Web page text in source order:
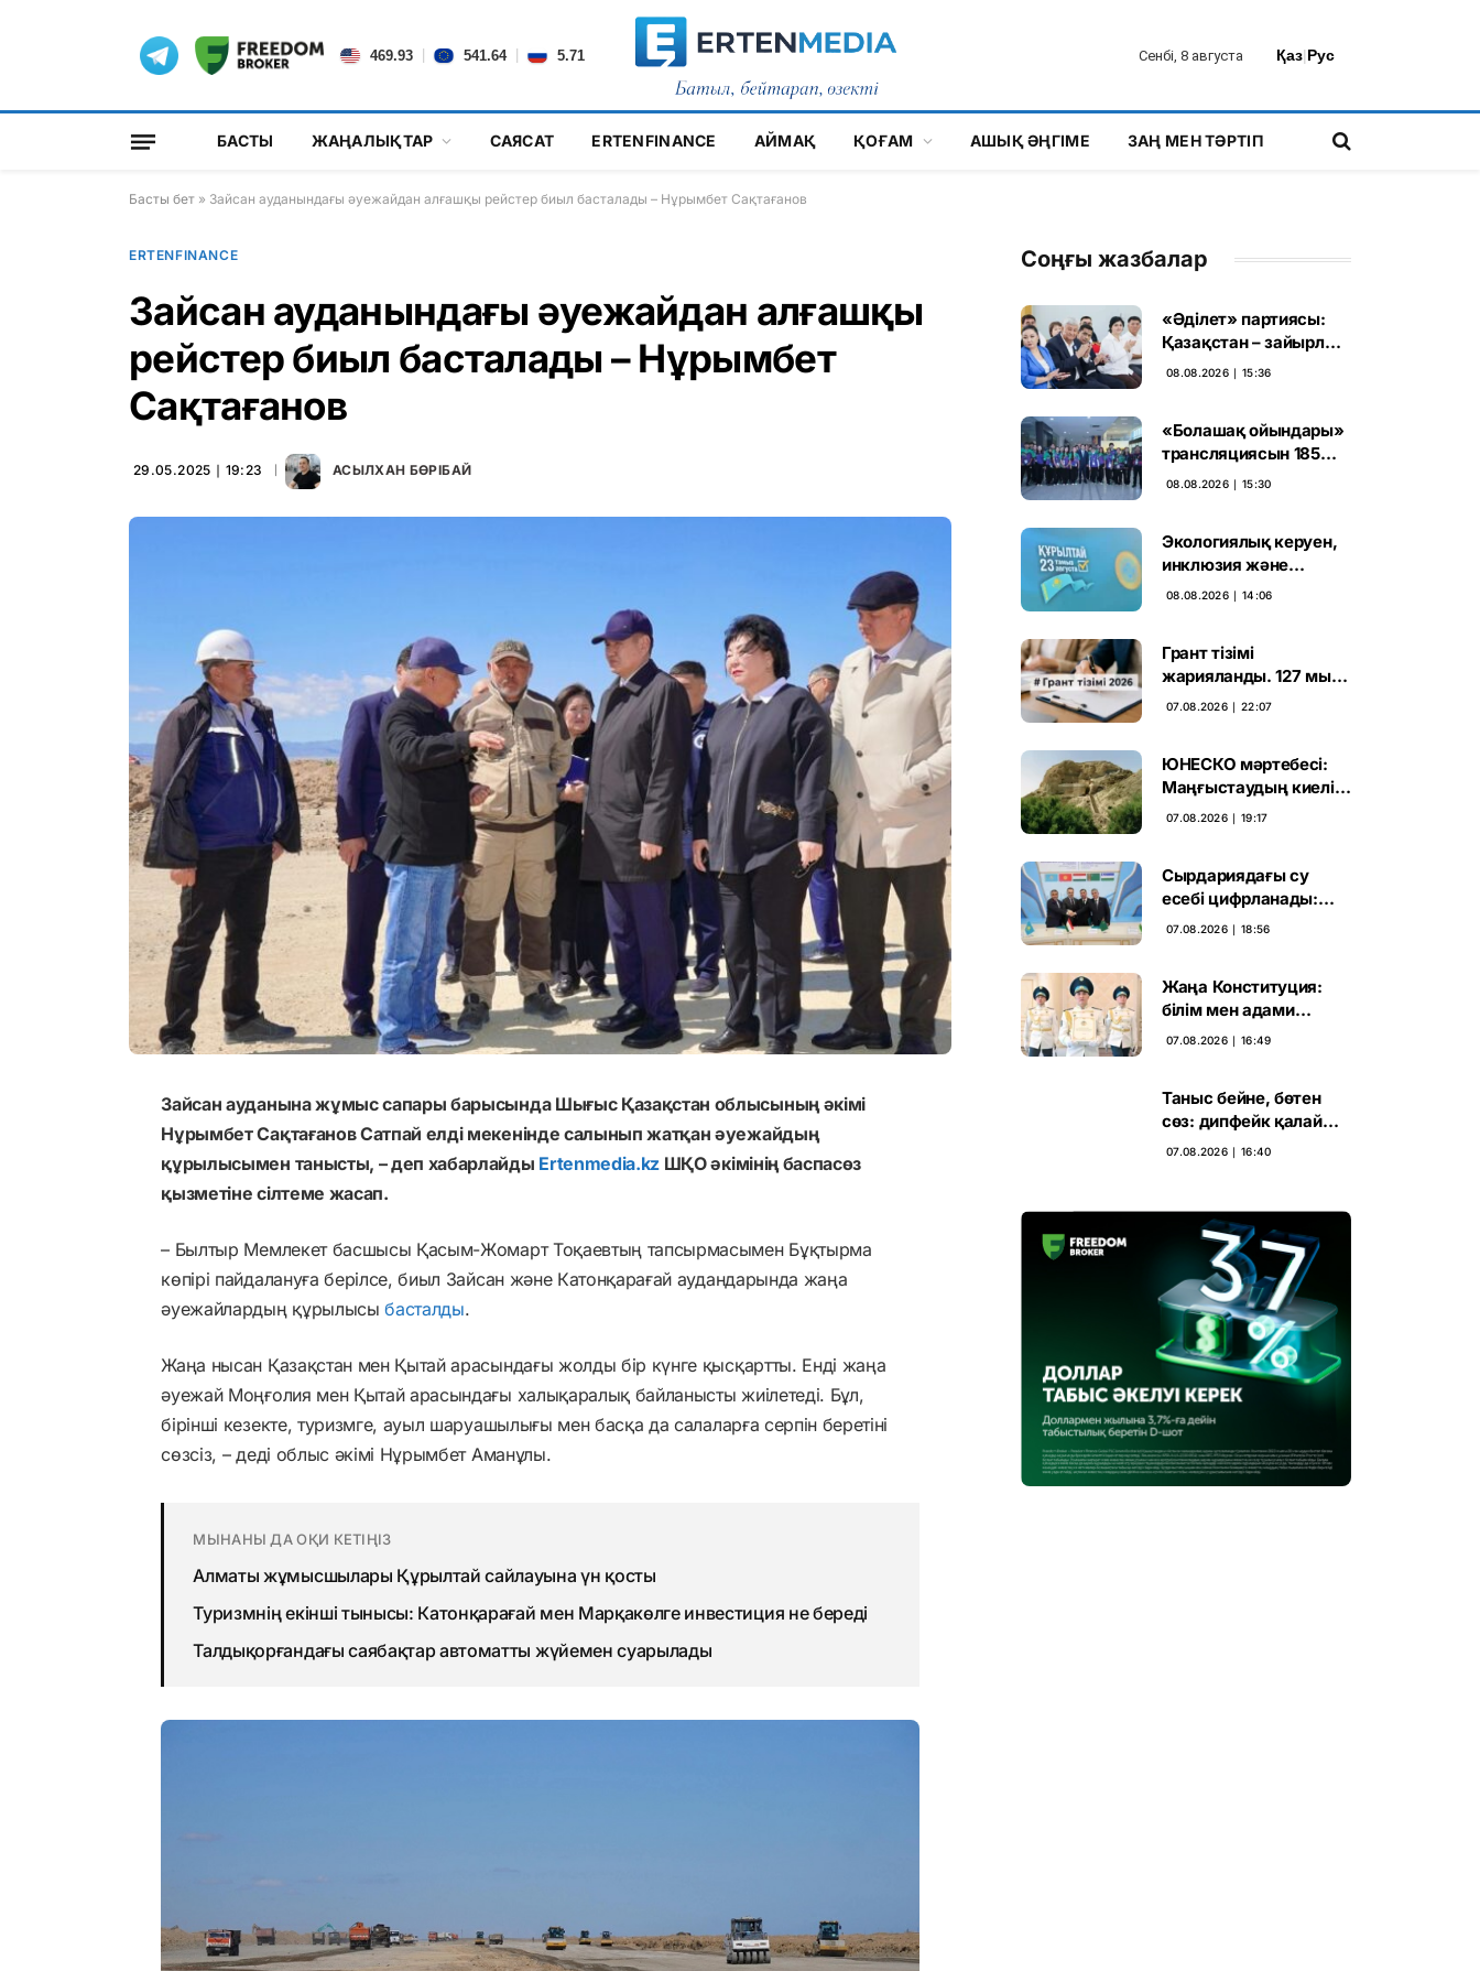
469.93 541.64 5.71 Сенбі, 8 августа Қаз|Рус
БАСТЫ ЖАҢАЛЫҚТАР САЯСАТ ERTENFINANCE АЙМАҚ ҚОҒАМ АШЫҚ ӘҢГІМЕ ЗАҢ МЕН ТӘРТІП
Басты бет » Зайсан ауданындағы әуежайдан алғашқы рейстер биыл басталады – Нұрымбет Сақтағанов
ERTENFINANCE
Зайсан ауданындағы әуежайдан алғашқы
рейстер биыл басталады – Нұрымбет
Сақтағанов
29.05.2025 ∣ 19:23 АСЫЛХАН БӨРІБАЙ
Зайсан ауданына жұмыс сапары барысында Шығыс Қазақстан облысының әкімі
Нұрымбет Сақтағанов Сатпай елді мекенінде салынып жатқан әуежайдың
құрылысымен танысты, – деп хабарлайды Ertenmedia.kz ШҚО әкімінің баспасөз
қызметіне сілтеме жасап.
– Былтыр Мемлекет басшысы Қасым-Жомарт Тоқаевтың тапсырмасымен Бұқтырма
көпірі пайдалануға берілсе, биыл Зайсан және Катонқарағай аудандарында жаңа
әуежайлардың құрылысыбасталды.
Жаңа нысан Қазақстан мен Қытай арасындағы жолды бір күнге қысқартты. Енді жаңа
әуежай Моңғолия мен Қытай арасындағы халықаралық байланысты жиілетеді. Бұл,
бірінші кезекте, туризмге, ауыл шаруашылығы мен басқа да салаларға серпін беретіні
сөзсіз, – деді облыс әкімі Нұрымбет Аманұлы.
МЫНАНЫ ДА ОҚИ КЕТІҢІЗ
Алматы жұмысшылары Құрылтай сайлауына үн қосты
Туризмнің екінші тынысы: Катонқарағай мен Марқакөлге инвестиция не береді
Талдықорғандағы саябақтар автоматты жүйемен суарылады
Соңғы жазбалар
«Әділет» партиясы:
Қазақстан – зайырлы
мемлекет, ал «Заң
08.08.2026 ∣ 15:36
«Болашақ ойындары»
трансляциясын 185
миллион рет көрген
08.08.2026 ∣ 15:30
Экологиялық керуен,
инклюзия және
өндірісті қолдау:
08.08.2026 ∣ 14:06
Грант тізімі
жарияланды. 127 мың
талапкердің
07.08.2026 ∣ 22:07
ЮНЕСКО мәртебесі:
Маңғыстаудың киелі
мұрасын қорғаудың
07.08.2026 ∣ 19:17
Сырдариядағы су
есебі цифрланады:
Орталық Азия ортақ
07.08.2026 ∣ 18:56
Жаңа Конституция:
білім мен адами
капиталға салынған
07.08.2026 ∣ 16:49
Таныс бейне, бөтен
сөз: дипфейк қалай
жұмыс істейді
07.08.2026 ∣ 16:40